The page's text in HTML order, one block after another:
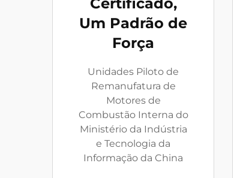
Um Padrão de
Força
Unidades Piloto de
Remanufatura de
Motores de
Combustão Interna do
Ministério da Indústria
e Tecnologia da
Informação da China